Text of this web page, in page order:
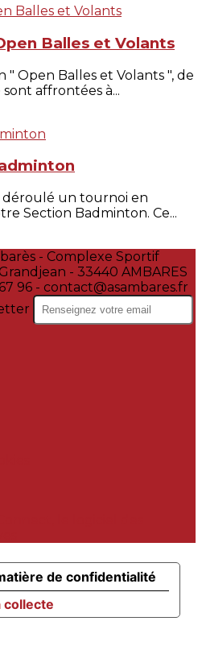
Balles et Volants
Open Balles et Volants ", de
affrontées à...
déroulé un tournoi en
Section Badminton. Ce...
- Complexe Sportif
- 33440 AMBARES
96 - contact@asambares.fr
collecte
de confidentialité